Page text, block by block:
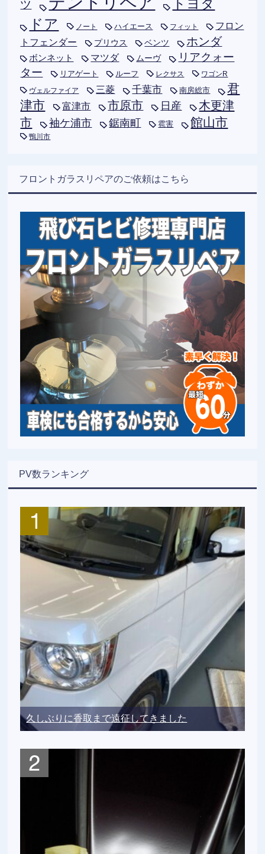
ツ
トヨタ
ドア
ノート ハイエース フィット
フロン
トフェンダー
プリウス ベンツ ホンダ
ボンネット マツダ ムーヴ
リアクォー
ター
リアゲート ルーフ レクサス ワゴンR
ヴェルファイア 三菱 千葉市 南房総市
君
津市
富津市 市原市 日産
木更津
市
袖ケ浦市 鋸南町 雹害 館山市
鴨川市
フロントガラスリペアのご依頼はこちら
PV数ランキング
久しぶりに香取まで遠征してきました